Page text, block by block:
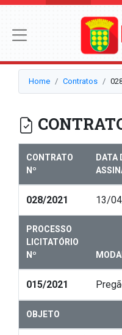
Home Contratos
CONTRATO
Nº
DATA
028/2021 13/
PROCESSO
LICITATÓRIO
Nº
015/2021
OBJETO